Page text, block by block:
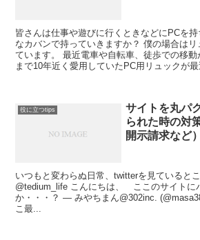
皆さんは仕事や遊びに行くときなどにPCを
なカバンで持っていきますか？ 僕の場合は
ています。 最近電車や自転車、徒歩での移
まで10年近く愛用していたPC用リュックが
役に立つtips
サイトを丸パ
られた時の対
開示請求など
いつもと変わらぬ日常、twitterを見ていると
@tedium_life こんにちは、 ここのサイトに
か・・・？ — みやちまん@302inc.
こ最...